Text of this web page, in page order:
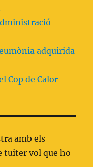
adquirida
Cop de Calor
amb els
tuiter vol que ho